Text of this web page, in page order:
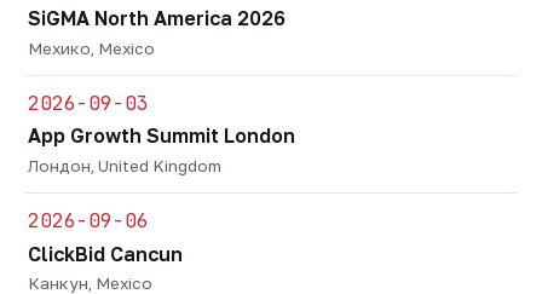
SiGMA North America 2026
Мехико, Mexico
2026-09-03
App Growth Summit London
Лондон, United Kingdom
2026-09-06
ClickBid Cancun
Канкун, Mexico